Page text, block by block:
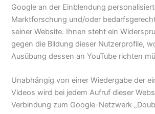
Google an der Einblendung
Marktforschung und/oder
seiner Website. Ihnen steht ein
gegen die Bildung dieser Nutzerprofile,
Ausübung dessen an YouTube richten
Unabhängig von einer Wiedergabe der
Videos wird bei jedem Aufruf dieser
Verbindung zum Google-Netzwerk